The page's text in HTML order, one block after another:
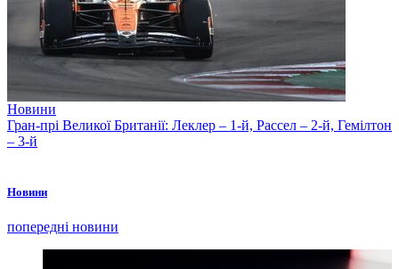
Новини
Гран-прі Великої Британії: Леклер – 1-й, Рассел – 2-й, Гемілтон
– 3-й
Новини
попередні новини